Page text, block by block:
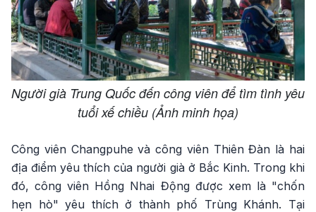
Người già Trung Quốc đến công viên để tìm tình yêu
tuổi xế chiều (Ảnh minh họa)
Công viên Changpuhe và công viên Thiên Đàn là hai
địa điểm yêu thích của người già ở Bắc Kinh. Trong khi
đó, công viên Hồng Nhai Động được xem là "chốn
hẹn hò" yêu thích ở thành phố Trùng Khánh. Tại